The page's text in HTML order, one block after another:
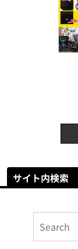
サイト内検索